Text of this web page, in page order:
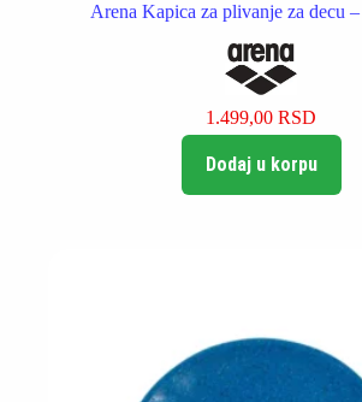
Arena Kapica za plivanje za decu
1.499,00RSD
Dodaj u korpu